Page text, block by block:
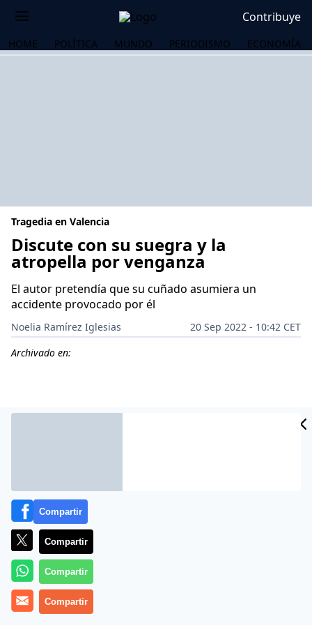
Contribuye
HOME POLÍTICA MUNDO PERIODISMO ECONOMÍA
Tragedia en Valencia
Discute con su suegra y la
atropella por venganza
El autor pretendía que su cuñado asumiera un
accidente provocado por él
Noelia Ramírez Iglesias
20 Sep 2022 - 10:42 CET
Archivado en:
Más información
Compartir
Compartir
Compartir
Compartir